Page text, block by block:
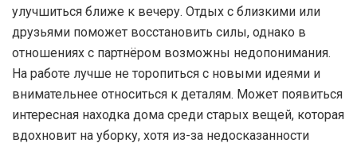
улучшиться ближе к вечеру. Отдых с близкими или
друзьями поможет восстановить силы, однако в
отношениях с партнёром возможны недопонимания.
На работе лучше не торопиться с новыми идеями и
внимательнее относиться к деталям. Может появиться
интересная находка дома среди старых вещей, которая
вдохновит на уборку, хотя из-за недосказанности